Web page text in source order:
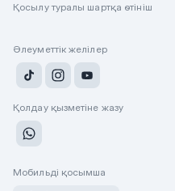
Қосылу туралы шартқа өтініш
Әлеуметтік желілер
Қолдау қызметіне жазу
Мобильді қосымша